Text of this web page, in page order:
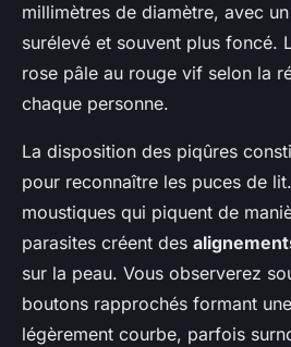
millimètres de diamètre, avec
surélevé et souvent plus foncé.
rose pâle au rouge vif selon la
chaque personne.
La disposition des piqûres
pour reconnaître les puces de
moustiques qui piquent de
parasites créent des
sur la peau. Vous observerez
boutons rapprochés formant
légèrement courbe, parfois